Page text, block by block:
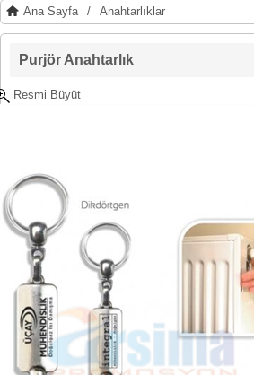
Ana Sayfa / Anahtarlıklar
Purjör Anahtarlık
Resmi Büyüt